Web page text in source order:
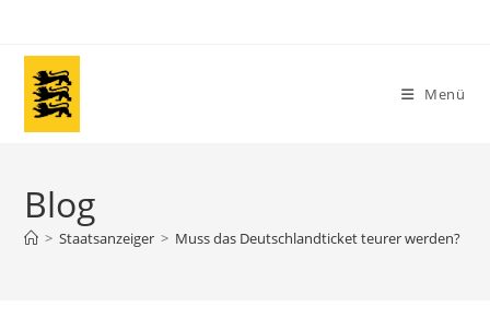
springen
Menü
Blog
> Staatsanzeiger > Muss das Deutschlandticket teurer werden?